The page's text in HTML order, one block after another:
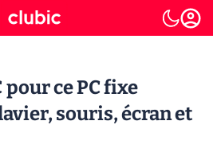
ce PC fixe
souris, écran et